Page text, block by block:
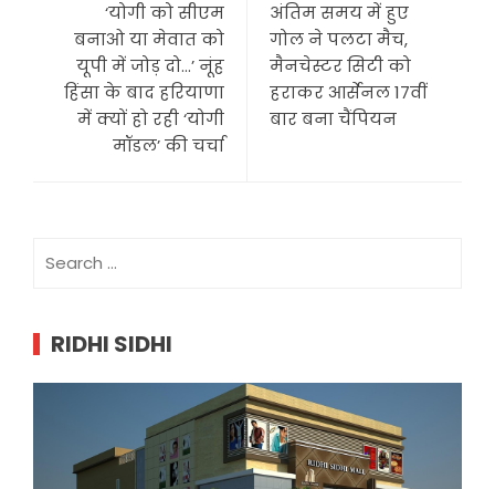
‘योगी को सीएम
बनाओ या मेवात को
यूपी में जोड़ दो…’ नूंह
हिंसा के बाद हरियाणा
में क्यों हो रही ‘योगी
मॉडल’ की चर्चा
अंतिम समय में हुए
गोल ने पलटा मैच,
मैनचेस्टर सिटी को
हराकर आर्सेनल 17वीं
बार बना चैंपियन
for:
RIDHI SIDHI